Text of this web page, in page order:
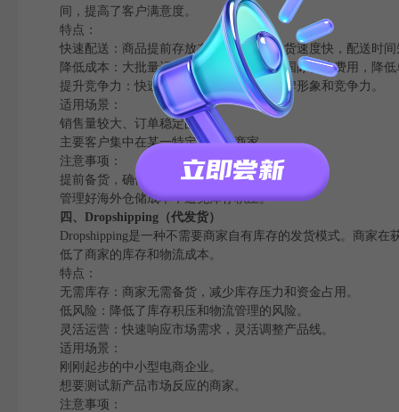
间，提高了客户满意度。
特点：
快速配送：商品提前存放在当地仓库，发货速度快，配送时间
降低成本：大批量运输至海外仓库，分摊国际物流费用，降
提升竞争力：快速响应客户订单，提升品牌形象和竞争力。
适用场景：
销售量较大、订单稳定的商家。
主要客户集中在某一特定市场的商家。
注意事项：
提前备货，确保仓库库存充足。
管理好海外仓储成本，避免库存积压。
四、Dropshipping（代发货）
Dropshipping是一种不需要商家自有库存的发货模式。商家
低了商家的库存和物流成本。
特点：
无需库存：商家无需备货，减少库存压力和资金占用。
低风险：降低了库存积压和物流管理的风险。
灵活运营：快速响应市场需求，灵活调整产品线。
适用场景：
刚刚起步的中小型电商企业。
想要测试新产品市场反应的商家。
注意事项：